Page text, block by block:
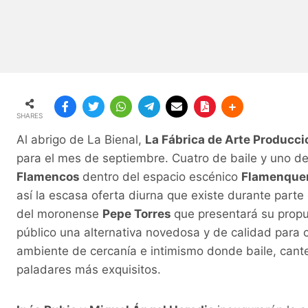
SHARES
Al abrigo de La Bienal, La Fábrica de Arte
para el mes de septiembre. Cuatro de baile y uno
Flamencos dentro del espacio escénico
así la escasa oferta diurna que existe durante
del moronense Pepe Torres que presentará su
público una alternativa novedosa y de calidad para
ambiente de cercanía e intimismo donde baile,
paladares más exquisitos.